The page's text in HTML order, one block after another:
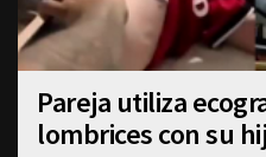
Pareja utiliza
lombrices con su